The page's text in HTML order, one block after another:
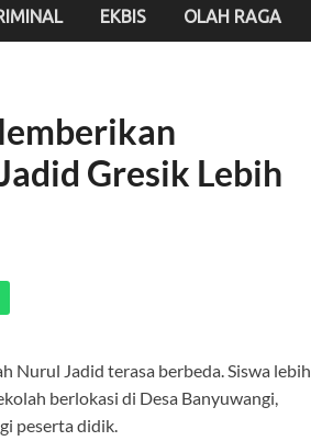
EKBIS OLAH RAGA
Gresik Lebih
Nurul Jadid terasa berbeda. Siswa lebih
berlokasi di Desa Banyuwangi,
peserta didik.